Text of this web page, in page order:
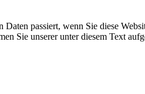
passiert, wenn Sie diese
Sie unserer unter diesem Text